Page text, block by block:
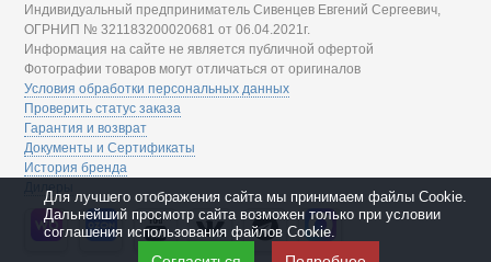
Индивидуальный предприниматель Сивенцев Евгений Сергеевич,
ОГРНИП № 321183200020681 от 06.04.2021г.
Информация на сайте не является публичной офертой
Фотографии товаров могут отличаться от оригиналов
Условия обработки персональных данных
Проверить статус заказа
Гарантия и возврат
Документы и Сертификаты
История бренда
Дилеры
Для лучшего отображения сайта мы принимаем файлы Cookie.
Дальнейший просмотр сайта возможен только при условии
соглашения использования файлов Cookie.